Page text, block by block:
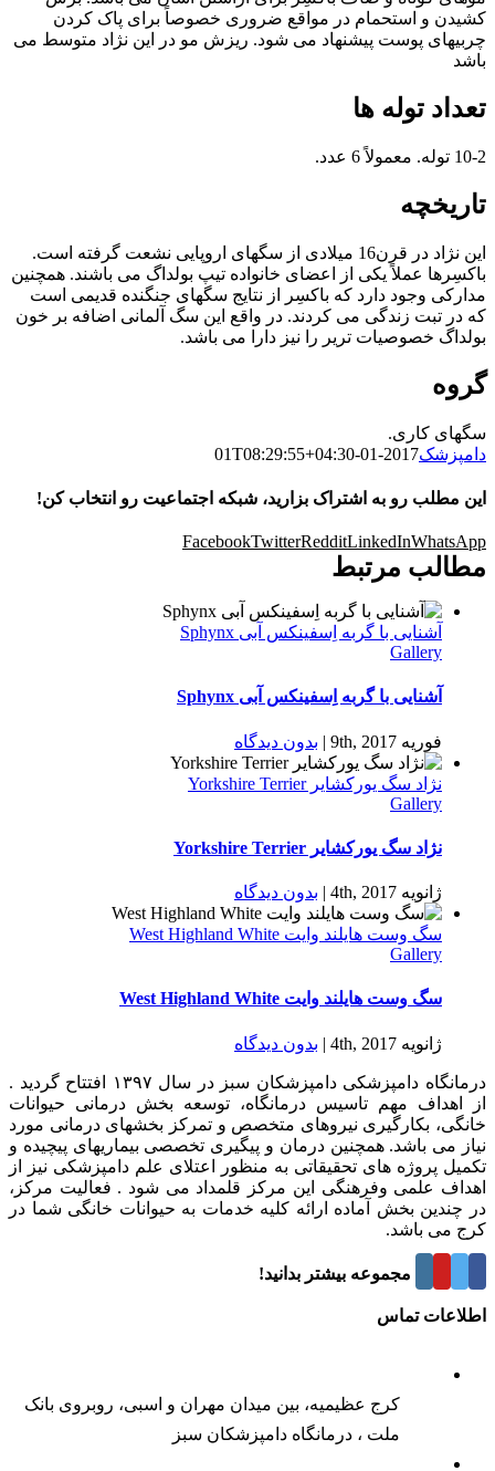
کشیدن و استحمام در مواقع ضروری خصوصاً برای پاک کردن
چربیهای پوست پیشنهاد می شود. ریزش مو در این نژاد متوسط می
باشد
تعداد توله ها
10-2 توله. معمولاً 6 عدد.
تاریخچه
این نژاد در قرن16 میلادی از سگهای اروپایی نشعت گرفته است.
باکسِرها عملاً یکی از اعضای خانواده تیپ بولداگ می باشند. همچنین
مدارکی وجود دارد که باکسِر از نتایج سگهای جنگنده قدیمی است
که در تبت زندگی می کردند. در واقع این سگ آلمانی اضافه بر خون
بولداگ خصوصیات تریر را نیز دارا می باشد.
گروه
سگهای کاری.
دامپزشک2017-01-01T08:29:55+04:30
این مطلب رو به اشتراک بزارید، شبکه اجتماعیت رو انتخاب کن!
FacebookTwitterRedditLinkedInWhatsApp
مطالب مرتبط
آشنایی با گربه اِسفینکس آبی Sphynx
Gallery
آشنایی با گربه اِسفینکس آبی Sphynx
فوریه 9th, 2017 | بدون ديدگاه
نژاد سگ یورکشایر Yorkshire Terrier
Gallery
نژاد سگ یورکشایر Yorkshire Terrier
ژانویه 4th, 2017 | بدون ديدگاه
سگ وست هایلند وایت West Highland White
Gallery
سگ وست هایلند وایت West Highland White
ژانویه 4th, 2017 | بدون ديدگاه
درمانگاه دامپزشکی دامپزشکان سبز در سال ۱۳۹۷ افتتاح گردید .
از اهداف مهم تاسیس درمانگاه، توسعه بخش درمانی حیوانات
خانگی، بکارگیری نیروهای متخصص و تمرکز بخشهای درمانی مورد
نیاز می باشد. همچنین درمان و پیگیری تخصصی بیماریهای پیچیده و
تکمیل پروژه های تحقیقاتی به منظور اعتلای علم دامپزشکی نیز از
اهداف علمی وفرهنگی این مرکز قلمداد می شود . فعالیت مرکز،
در چندین بخش آماده ارائه کلیه خدمات به حیوانات خانگی شما در
کرج می باشد.
درباره این مجموعه بیشتر بدانید!
اطلاعات تماس
کرج عظیمیه، بین میدان مهران و اسبی، روبروی بانک
ملت ، درمانگاه دامپزشکان سبز